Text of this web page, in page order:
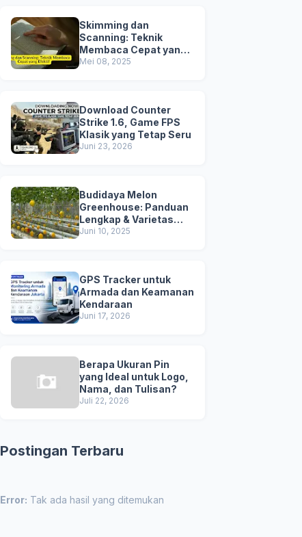
Skimming dan
Scanning: Teknik
Membaca Cepat yang
Efektif
Mei 08, 2025
Download Counter
Strike 1.6, Game FPS
Klasik yang Tetap Seru
Juni 23, 2026
Budidaya Melon
Greenhouse: Panduan
Lengkap & Varietas
Unggul
Juni 10, 2025
GPS Tracker untuk
Armada dan Keamanan
Kendaraan
Juni 17, 2026
Berapa Ukuran Pin
yang Ideal untuk Logo,
Nama, dan Tulisan?
Juli 22, 2026
Postingan Terbaru
Error: Tak ada hasil yang ditemukan